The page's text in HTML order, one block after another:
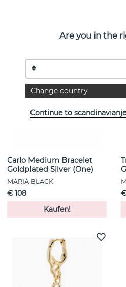
Weitere
Carlo Medium Bracelet
Goldplated Silver (One)
MARIA BLACK
€ 108
Kaufen!
Are you in the
Change country
Continue to